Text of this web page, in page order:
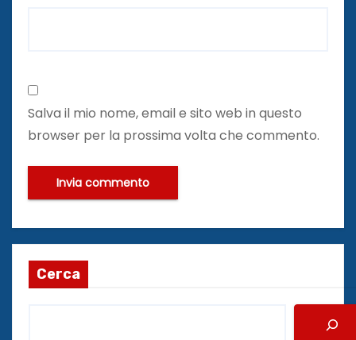
Salva il mio nome, email e sito web in questo
browser per la prossima volta che commento.
Cerca